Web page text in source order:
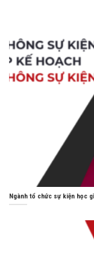
Ngành tổ chức sự kiện học